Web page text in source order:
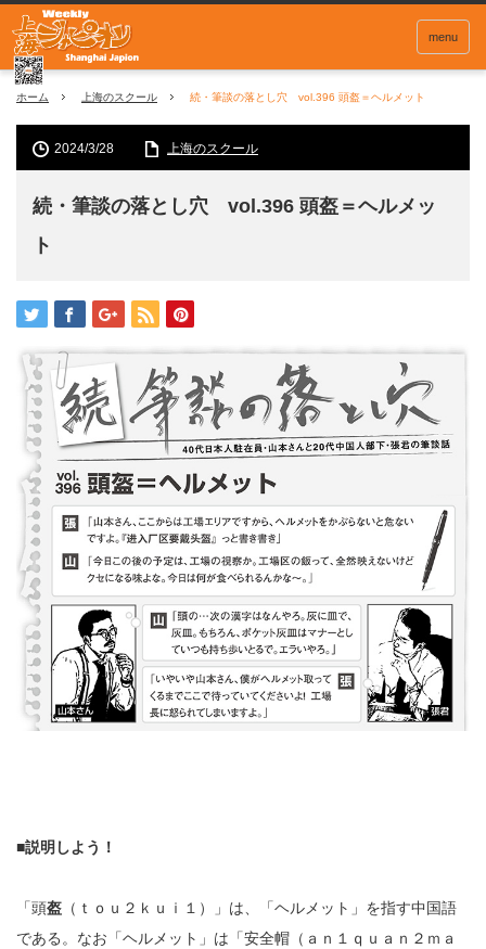
menu
ホーム 上海のスクール 続・筆談の落とし穴 vol.396 頭盔＝ヘルメット
2024/3/28 上海のスクール
続・筆談の落とし穴 vol.396 頭盔＝ヘルメッ
ト
■説明しよう！
「頭盔 （ｔｏｕ２ｋｕｉ１）」は、「ヘルメット」を指す中国語
である。なお「ヘルメット」は「安全帽（ａｎ１ｑｕａｎ２ｍａ